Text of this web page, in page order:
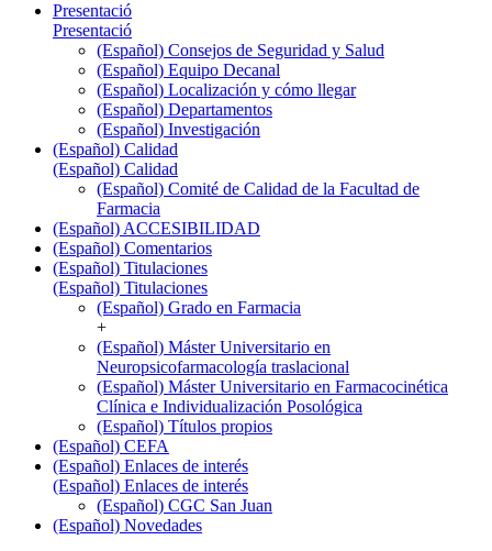
Presentació
Presentació
(Español) Consejos de Seguridad y Salud
(Español) Equipo Decanal
(Español) Localización y cómo llegar
(Español) Departamentos
(Español) Investigación
(Español) Calidad
(Español) Calidad
(Español) Comité de Calidad de la Facultad de
Farmacia
(Español) ACCESIBILIDAD
(Español) Comentarios
(Español) Titulaciones
(Español) Titulaciones
(Español) Grado en Farmacia
+
(Español) Máster Universitario en
Neuropsicofarmacología traslacional
(Español) Máster Universitario en Farmacocinética
Clínica e Individualización Posológica
(Español) Títulos propios
(Español) CEFA
(Español) Enlaces de interés
(Español) Enlaces de interés
(Español) CGC San Juan
(Español) Novedades